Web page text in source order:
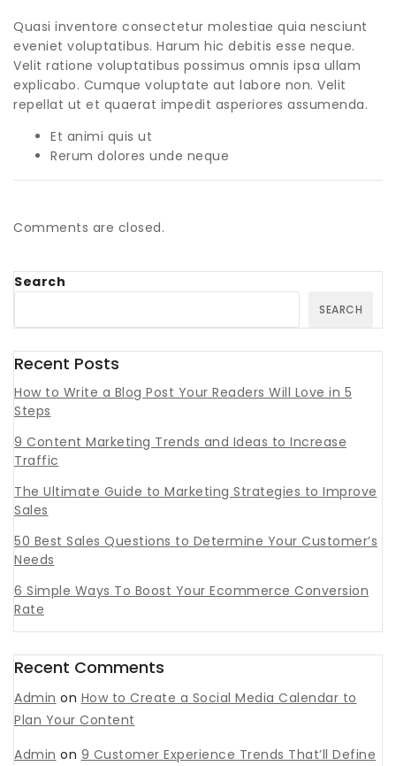
Quasi inventore consectetur molestiae quia nesciunt
eveniet voluptatibus. Harum hic debitis esse neque.
Velit ratione voluptatibus possimus omnis ipsa ullam
explicabo. Cumque voluptate aut labore non. Velit
repellat ut et quaerat impedit asperiores assumenda.
Et animi quis ut
Rerum dolores unde neque
Comments are closed.
Search
SEARCH
Recent Posts
How to Write a Blog Post Your Readers Will Love in 5
Steps
9 Content Marketing Trends and Ideas to Increase
Traffic
The Ultimate Guide to Marketing Strategies to Improve
Sales
50 Best Sales Questions to Determine Your Customer’s
Needs
6 Simple Ways To Boost Your Ecommerce Conversion
Rate
Recent Comments
Admin on How to Create a Social Media Calendar to
Plan Your Content
Admin on 9 Customer Experience Trends That’ll Define